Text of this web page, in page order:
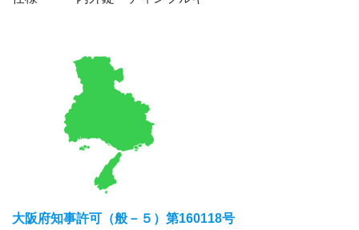
大阪府知事許可（般－５）第160118号